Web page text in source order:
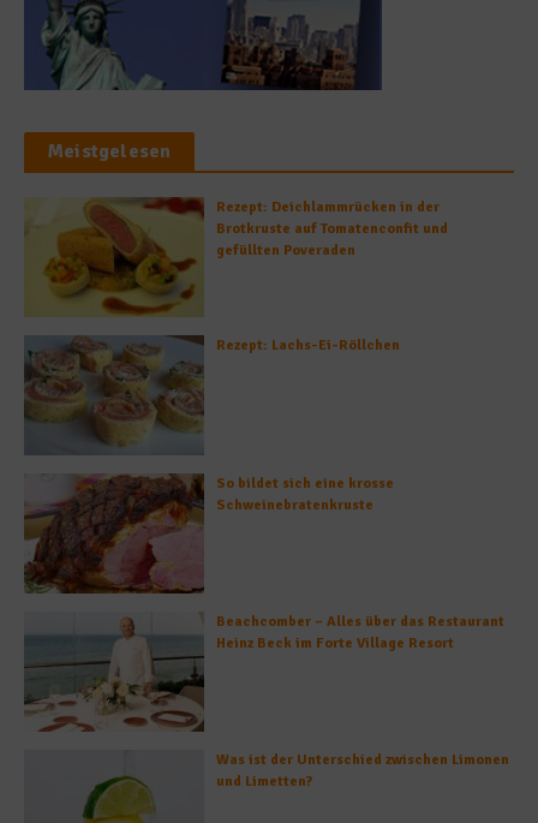
Meistgelesen
Rezept: Deichlammrücken in der
Brotkruste auf Tomatenconfit und
gefüllten Poveraden
Rezept: Lachs-Ei-Röllchen
So bildet sich eine krosse
Schweinebratenkruste
Beachcomber – Alles über das Restaurant
Heinz Beck im Forte Village Resort
Was ist der Unterschied zwischen Limonen
und Limetten?